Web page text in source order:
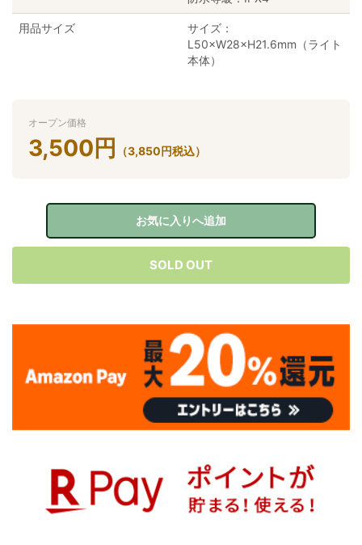
用品サイズ
サイズ：
L50×W28×H21.6mm（ライト
本体）
オープン価格
3,500 円 （3,850円税込）
お気に入りへ追加
SOLD OUT